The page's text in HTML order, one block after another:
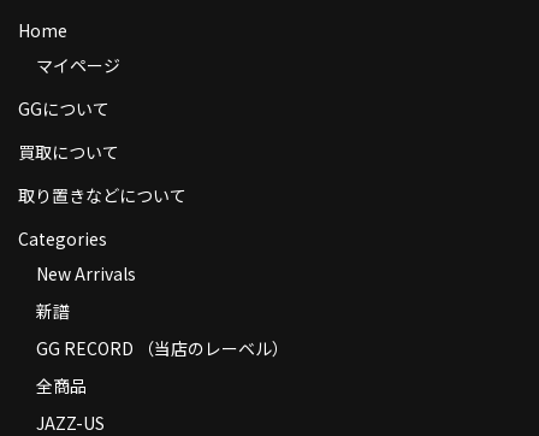
送料
商品の発送
お支払い方法
コンディション
Privacy Policy
特定商取引法に基づく表示
Contact
Home
マイページ
GGについて
買取について
取り置きなどについて
Categories
New Arrivals
新譜
GG RECORD （当店のレーベル）
全商品
JAZZ-US